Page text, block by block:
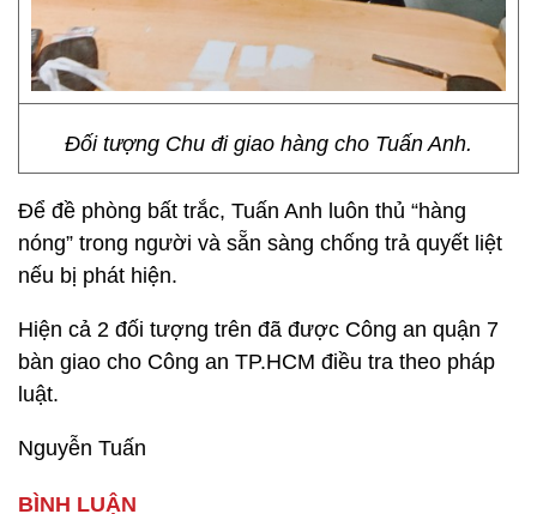
Đối tượng Chu đi giao hàng cho Tuấn Anh.
Để đề phòng bất trắc, Tuấn Anh luôn thủ “hàng
nóng” trong người và sẵn sàng chống trả quyết liệt
nếu bị phát hiện.
Hiện cả 2 đối tượng trên đã được Công an quận 7
bàn giao cho Công an TP.HCM điều tra theo pháp
luật.
Nguyễn Tuấn